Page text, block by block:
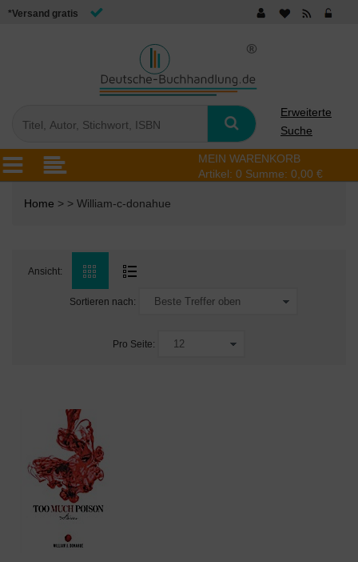
*Versand gratis
Erweiterte
Suche
MEIN WARENKORB
Artikel: 0 Summe: 0,00 €
Home > > William-c-donahue
Ansicht:
Sortieren nach:
Pro Seite: